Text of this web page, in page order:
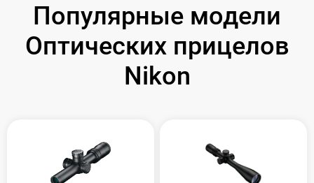
Популярные модели
Оптических прицелов
Nikon